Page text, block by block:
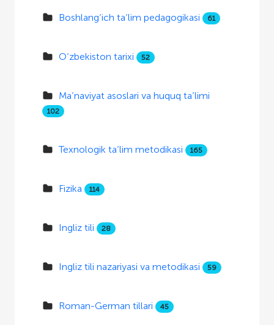
Boshlang‘ich ta’lim pedagogikasi 61
O‘zbekiston tarixi 52
Ma’naviyat asoslari va huquq ta’limi
102
Texnologik ta’lim metodikasi 165
Fizika 114
Ingliz tili 28
Ingliz tili nazariyasi va metodikasi 59
Roman-German tillari 45